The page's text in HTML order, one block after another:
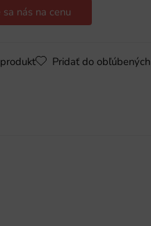
sa nás na cenu
produkt Pridať do obľúbených